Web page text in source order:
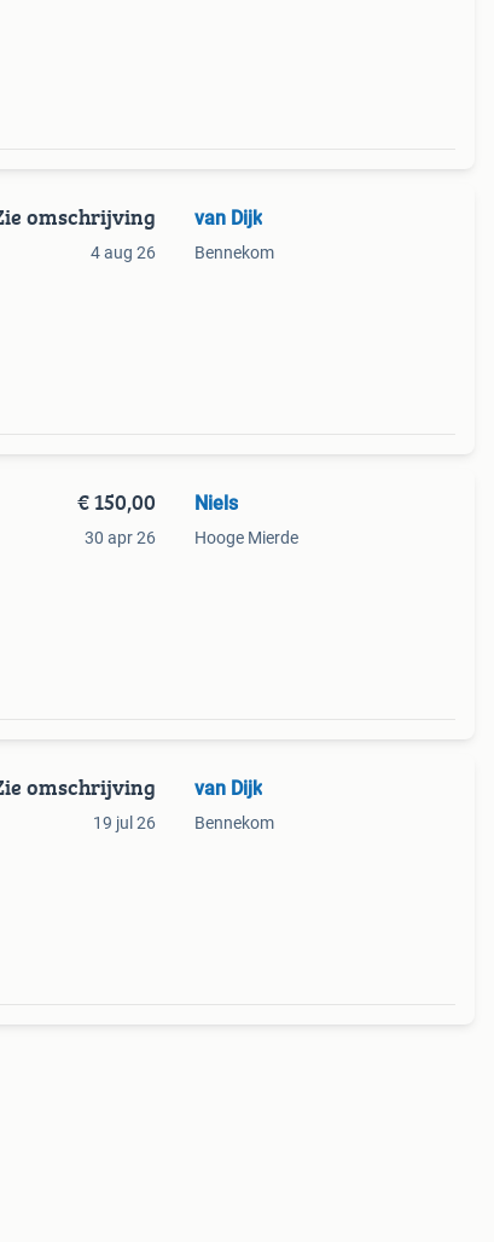
omschrijving
4 aug 26
van Dijk
Bennekom
€ 150,00
30 apr 26
Niels
Hooge Mierde
omschrijving
19 jul 26
van Dijk
Bennekom